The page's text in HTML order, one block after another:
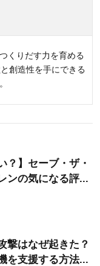
くりだす力を育める
創造性を手にできる
？】セーブ・ザ・
ンの気になる評...
撃はなぜ起きた？
を支援する方法...